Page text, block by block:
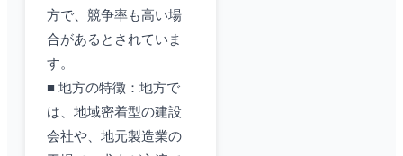
方で、競争率も高い場
合があるとされていま
す。
■ 地方の特徴：地方で
は、地域密着型の建設
会社や、地元製造業の